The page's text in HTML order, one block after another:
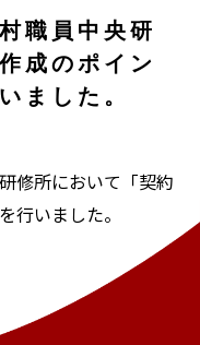
職員中央研
成のポイン
ました。
修所において「契約
行いました。